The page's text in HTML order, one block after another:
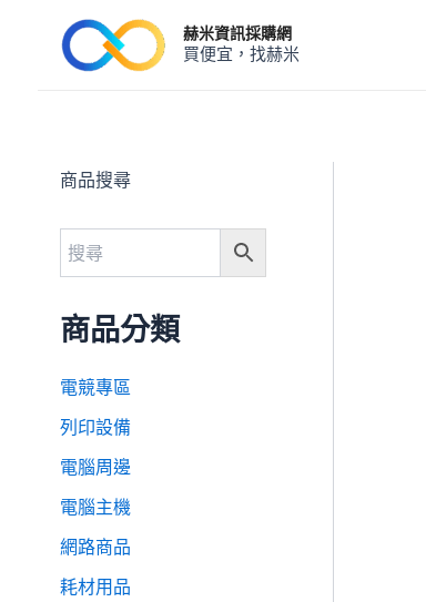
赫米資訊採購網
買便宜，找赫米
商品搜尋
商品分類
電競專區
列印設備
電腦周邊
電腦主機
網路商品
耗材用品